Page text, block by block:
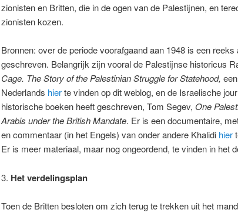
zionisten en Britten, die in de ogen van de Palestijnen, en
zionisten kozen.
Bronnen: over de periode voorafgaand aan 1948 is een
geschreven. Belangrijk zijn vooral de Palestijnse historicus
Cage. The Story of the Palestinian Struggle for Statehood,
Nederlands hierte vinden op dit weblog, en de Israelische
historische boeken heeft geschreven, Tom Segev, One
Arabis under the British Mandate. Er is een documentaire,
en commentaar (in het Engels) van onder andere Khalidi hier
Er is meer materiaal, maar nog ongeordend, te vinden in het
3. Het verdelingsplan
Toen de Britten besloten om zich terug te trekken uit het